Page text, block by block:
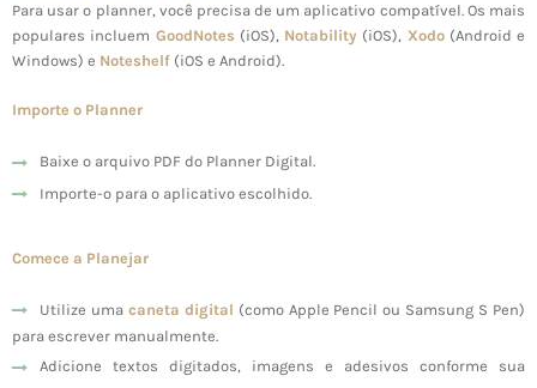
Para usar o planner, você precisa de um aplicativo compatível. Os mais
populares incluem GoodNotes (iOS), Notability (iOS), Xodo(Android e
Windows) e Noteshelf (iOS e Android).
Importe o Planner
Baixe o arquivo PDF do Planner Digital.
Importe-o para o aplicativo escolhido.
Comece a Planejar
Utilize uma caneta digital (como Apple Pencil ou Samsung S Pen)
para escrever manualmente.
Adicione textos digitados, imagens e adesivos conforme sua